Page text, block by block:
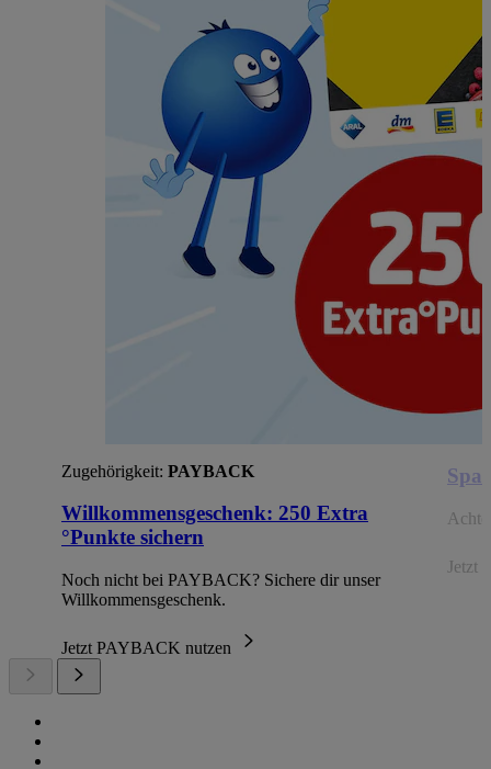
Zugehörigkeit: PAYBACK
Willkommensgeschenk: 250 Extra
°Punkte sichern
Noch nicht bei PAYBACK? Sichere dir unser
Willkommensgeschenk.
Jetzt PAYBACK nutzen
Jetzt